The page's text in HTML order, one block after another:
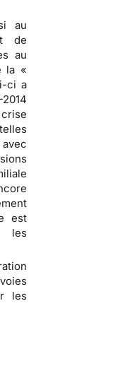
au
de
au
la «
ci a
est
les
les